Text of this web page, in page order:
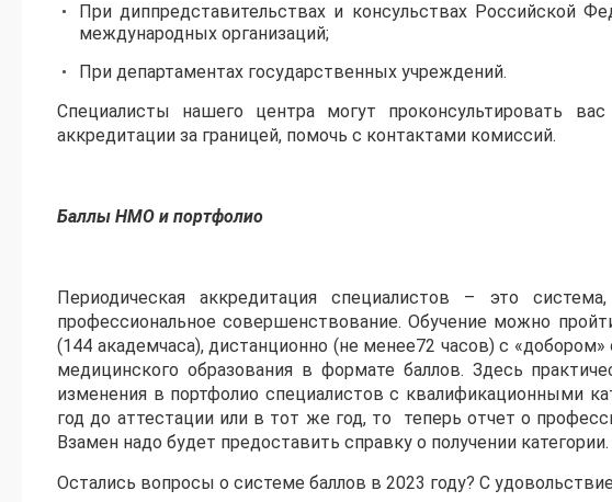
При диппредставительствах и консульствах Российской
международных организаций;
При департаментах государственных учреждений.
Специалисты нашего центра могут проконсультировать
аккредитации за границей, помочь с контактами комиссий.
Баллы НМО и портфолио
Периодическая аккредитация специалистов – это
профессиональное совершенствование. Обучение можно
(144 академчаса), дистанционно (не менее72 часов) с
медицинского образования в формате баллов. Здесь
изменения в портфолио специалистов с квалификационными
год до аттестации или в тот же год, то теперь отчет о
Взамен надо будет предоставить справку о получении категории.
Остались вопросы о системе баллов в 2023 году? С